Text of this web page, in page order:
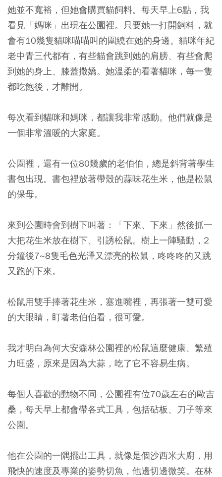
她並不寬裕，但她會購買貓飼料。每天早上6點，我
看見「媽咪」出現在公園裡。只要她一打開飼料，就
會有10幾隻貓咪喵喵叫的圍繞在她的身邊。貓咪年紀
老中青三代都有，有些貓會跳到她的肩膀、有些會爬
到她的身上、膝蓋撒嬌。她溫柔的看著貓咪，每一隻
都吃飽後，才離開。
每次看到貓咪和媽咪，都讓我非常感動。他們就像是
一個非常溫暖的大家庭。
公園裡，還有一位80幾歲的老伯伯，總是斜背著學生
書包出現。書包裡放著帶殼的蒜味花生米，他是松鼠
的保母。
來到公園時會到樹下叫著：「下來、下來」然後抓一
大把花生米放在樹下、引誘松鼠。樹上一陣騷動，2
分鐘後7~8隻毛色光澤又漂亮的松鼠，咚咚咚的又跳
又跑的下來。
松鼠用雙手捧著花生米，塞進嘴裡，再張著一雙可愛
的大眼睛，盯著老伯伯看，很可愛。
我才明白為何大安森林公園裡的松鼠這麼健康、繁殖
力旺盛，原來是因為大蒜，吃了它不容易生病。
每個人喜歡的動物不同，公園裡有位70歲左右的歐吉
桑，每天早上都會帶各式工具，包括砧板、刀子等來
公園。
他在公園的一隅擺出工具，就像是個沙西米大廚，用
飛快的速度及專業的姿勢切魚，他邊切邊微笑。在林